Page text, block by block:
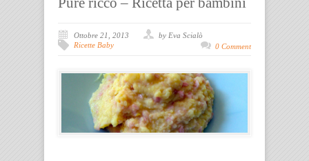
Ottobre 21, 2013
by Eva Scialò
Ricette Baby
0 Comment